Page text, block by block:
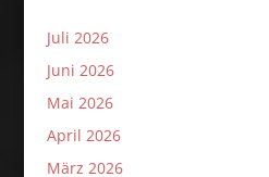
Juli 2026
Juni 2026
Mai 2026
April 2026
März 2026